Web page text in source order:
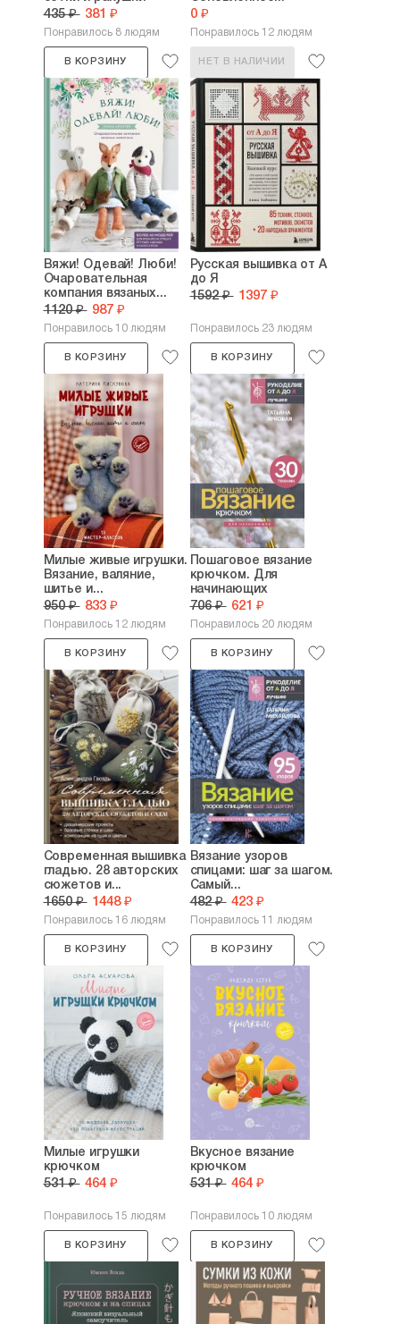
435 ₽ 381 ₽
Понравилось 8 людям
В КОРЗИНУ
0 ₽
Понравилось 12 людям
НЕТ В НАЛИЧИИ
Вяжи! Одевай! Люби!
Очаровательная
компания вязаных...
1120 ₽ 987 ₽
Понравилось 10 людям
В КОРЗИНУ
Русская вышивка от А
до Я
1592 ₽ 1397 ₽
Понравилось 23 людям
В КОРЗИНУ
Милые живые игрушки.
Вязание, валяние,
шитье и...
950 ₽ 833 ₽
Понравилось 12 людям
В КОРЗИНУ
Пошаговое вязание
крючком. Для
начинающих
706 ₽ 621 ₽
Понравилось 20 людям
В КОРЗИНУ
Современная вышивка
гладью. 28 авторских
сюжетов и...
1650 ₽ 1448 ₽
Понравилось 16 людям
В КОРЗИНУ
Вязание узоров
спицами: шаг за шагом.
Самый...
482 ₽ 423 ₽
Понравилось 11 людям
В КОРЗИНУ
Милые игрушки
крючком
531 ₽ 464 ₽
Понравилось 15 людям
В КОРЗИНУ
Вкусное вязание
крючком
531 ₽ 464 ₽
Понравилось 10 людям
В КОРЗИНУ